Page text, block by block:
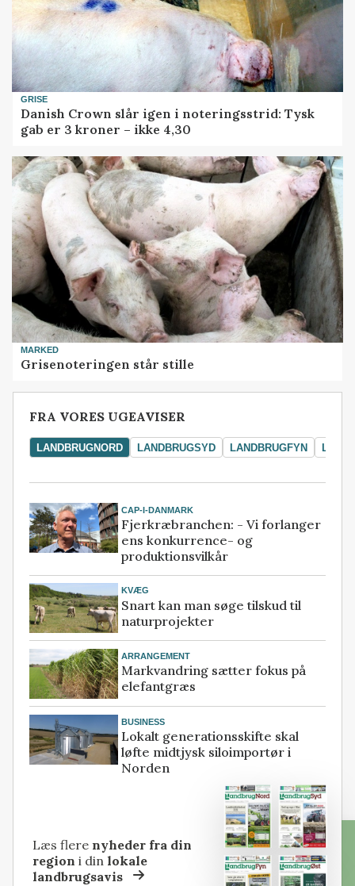
GRISE
Danish Crown slår igen i noteringsstrid: Tysk
gab er 3 kroner – ikke 4,30
MARKED
Grisenoteringen står stille
FRA VORES UGEAVISER
LANDBRUGNORD LANDBRUGSYD LANDBRUGFYN
CAP-I-DANMARK
Fjerkræbranchen: - Vi forlanger
ens konkurrence- og
produktionsvilkår
KVÆG
Snart kan man søge tilskud til
naturprojekter
ARRANGEMENT
Markvandring sætter fokus på
elefantgræs
BUSINESS
Lokalt generationsskifte skal
løfte midtjysk siloimportør i
Norden
Læs flere nyheder fra din
region i dinlokale
landbrugsavis